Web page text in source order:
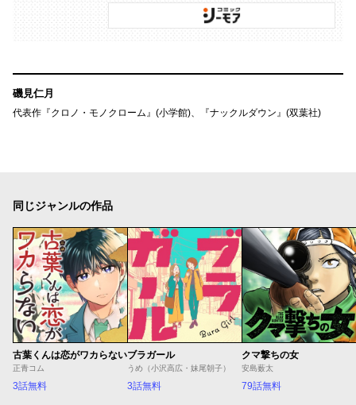
磯見仁月
代表作『クロノ・モノクローム』(小学館)、『ナックルダウン』(双葉社)
同じジャンルの作品
古葉くんは恋がワカらない
正青コム
3話無料
ブラガール
うめ（小沢高広・妹尾朝子）
3話無料
クマ撃ちの女
安島薮太
79話無料